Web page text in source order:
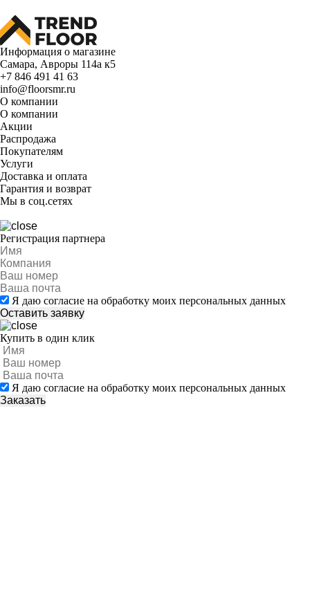
Информация о магазине
Самара, Авроры 114а к5
+7 846 491 41 63
info@floorsmr.ru
О компании
О компании
Акции
Распродажа
Покупателям
Услуги
Доставка и оплата
Гарантия и возврат
Мы в соц.сетях
Регистрация партнера
Я даю согласие на обработку моих персональных данных
Купить в один клик
Я даю согласие на обработку моих персональных данных